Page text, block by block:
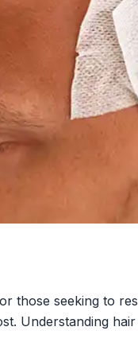
those seeking to
Understanding